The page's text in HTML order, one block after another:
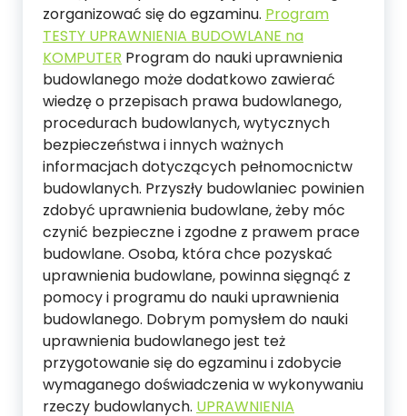
zorganizować się do egzaminu. Program
TESTY UPRAWNIENIA BUDOWLANE na
KOMPUTER Program do nauki uprawnienia
budowlanego może dodatkowo zawierać
wiedzę o przepisach prawa budowlanego,
procedurach budowlanych, wytycznych
bezpieczeństwa i innych ważnych
informacjach dotyczących pełnomocnictw
budowlanych. Przyszły budowlaniec powinien
zdobyć uprawnienia budowlane, żeby móc
czynić bezpieczne i zgodne z prawem prace
budowlane. Osoba, która chce pozyskać
uprawnienia budowlane, powinna sięgnąć z
pomocy i programu do nauki uprawnienia
budowlanego. Dobrym pomysłem do nauki
uprawnienia budowlanego jest też
przygotowanie się do egzaminu i zdobycie
wymaganego doświadczenia w wykonywaniu
rzeczy budowlanych. UPRAWNIENIA